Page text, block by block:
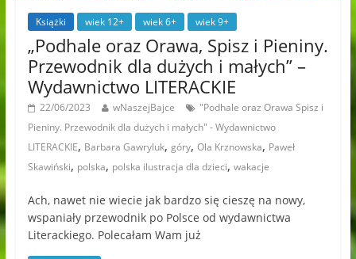
Książki wiek 12+ wiek 6+ wiek 9+
„Podhale oraz Orawa, Spisz i Pieniny.
Przewodnik dla dużych i małych” –
Wydawnictwo LITERACKIE
22/06/2023 wNaszejBajce
"Podhale oraz Orawa Spisz i
Pieniny. Przewodnik dla dużych i małych" - Wydawnictwo
LITERACKIE, Barbara Gawryluk, góry, Ola Krznowska, Paweł
Skawiński, polska, polska ilustracja dla dzieci, wakacje
Ach, nawet nie wiecie jak bardzo się cieszę na nowy,
wspaniały przewodnik po Polsce od wydawnictwa
Literackiego. Polecałam Wam już